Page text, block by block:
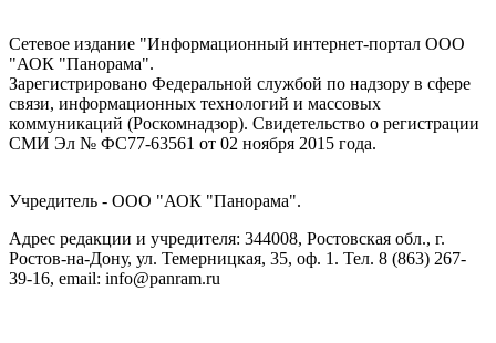
Сетевое издание "Информационный интернет-портал ООО
"АОК "Панорама".
Зарегистрировано Федеральной службой по надзору в сфере
связи, информационных технологий и массовых
коммуникаций (Роскомнадзор). Cвидетельство о регистрации
СМИ Эл № ФС77-63561 от 02 ноября 2015 года.
Учредитель - ООО "АОК "Панорама".
Адрес редакции и учредителя: 344008, Ростовская обл., г.
Ростов-на-Дону, ул. Темерницкая, 35, оф. 1. Тел. 8 (863) 267-
39-16, email: info@panram.ru